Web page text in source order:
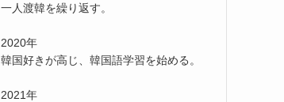
一人渡韓を繰り返す。
2020年
韓国好きが高じ、韓国語学習を始める。
2021年